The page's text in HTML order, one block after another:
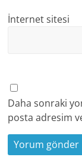
İnternet sitesi
Daha sonraki
posta adresim